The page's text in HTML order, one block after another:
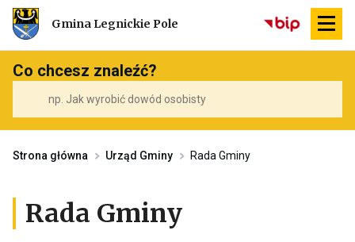
Przekierowuje
do
strony
głównej
Gmina Legnickie Pole
Co chcesz znaleźć?
Strona główna Urząd Gminy Rada Gminy
Rada Gminy